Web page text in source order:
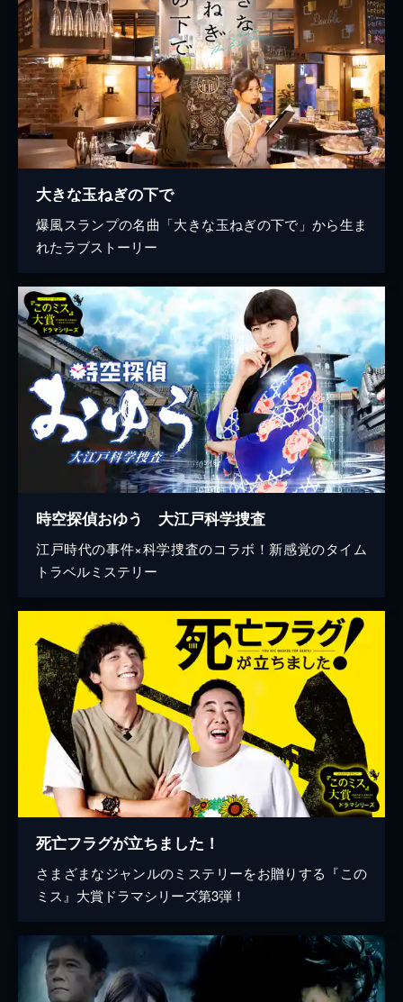
大きな玉ねぎの下で
爆風スランプの名曲「大きな玉ねぎの下で」から生ま
れたラブストーリー
時空探偵おゆう 大江戸科学捜査
江戸時代の事件×科学捜査のコラボ！新感覚のタイム
トラベルミステリー
死亡フラグが立ちました！
さまざまなジャンルのミステリーをお贈りする『この
ミス』大賞ドラマシリーズ第3弾！